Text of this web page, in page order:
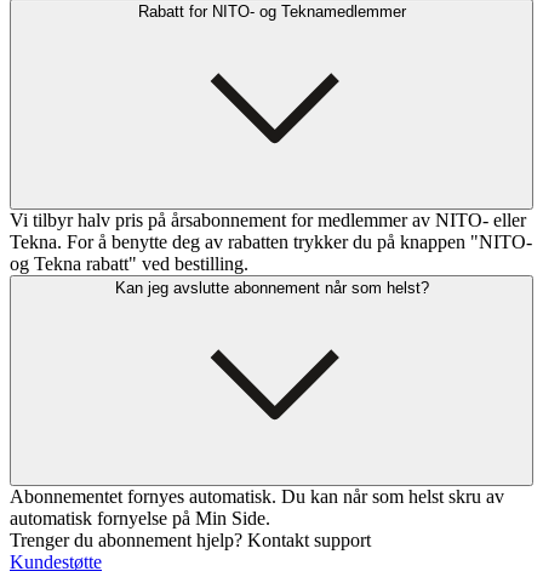
Rabatt for NITO- og Teknamedlemmer
Vi tilbyr halv pris på årsabonnement for medlemmer av NITO- eller
Tekna. For å benytte deg av rabatten trykker du på knappen "NITO-
og Tekna rabatt" ved bestilling.
Kan jeg avslutte abonnement når som helst?
Abonnementet fornyes automatisk. Du kan når som helst skru av
automatisk fornyelse på Min Side.
Trenger du abonnement hjelp? Kontakt support
Kundestøtte